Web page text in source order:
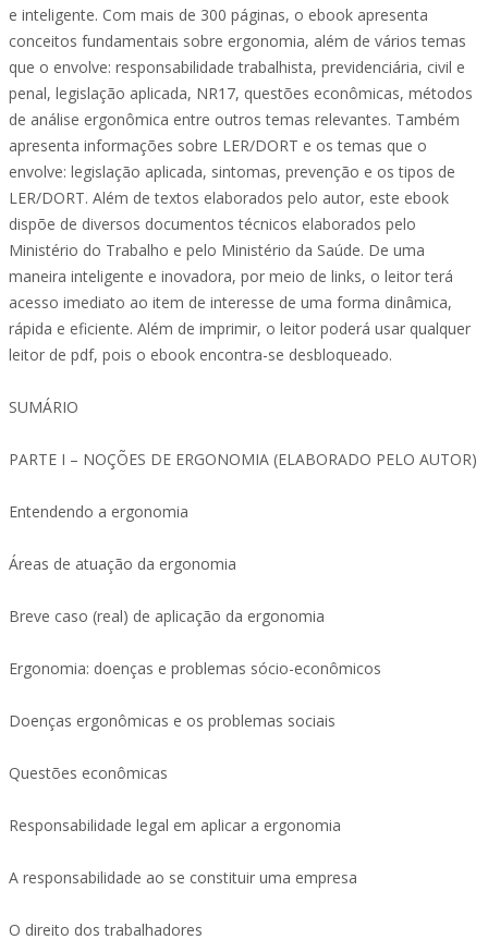
e inteligente. Com mais de 300 páginas, o ebook apresenta
conceitos fundamentais sobre ergonomia, além de vários temas
que o envolve: responsabilidade trabalhista, previdenciária, civil e
penal, legislação aplicada, NR17, questões econômicas, métodos
de análise ergonômica entre outros temas relevantes. Também
apresenta informações sobre LER/DORT e os temas que o
envolve: legislação aplicada, sintomas, prevenção e os tipos de
LER/DORT. Além de textos elaborados pelo autor, este ebook
dispõe de diversos documentos técnicos elaborados pelo
Ministério do Trabalho e pelo Ministério da Saúde. De uma
maneira inteligente e inovadora, por meio de links, o leitor terá
acesso imediato ao item de interesse de uma forma dinâmica,
rápida e eficiente. Além de imprimir, o leitor poderá usar qualquer
leitor de pdf, pois o ebook encontra-se desbloqueado.
SUMÁRIO
PARTE I – NOÇÕES DE ERGONOMIA (ELABORADO PELO AUTOR)
Entendendo a ergonomia
Áreas de atuação da ergonomia
Breve caso (real) de aplicação da ergonomia
Ergonomia: doenças e problemas sócio-econômicos
Doenças ergonômicas e os problemas sociais
Questões econômicas
Responsabilidade legal em aplicar a ergonomia
A responsabilidade ao se constituir uma empresa
O direito dos trabalhadores